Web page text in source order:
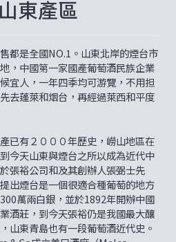
東產區
都是全國NO.1。山東北岸的煙台市
，中國第一家國產葡萄酒民族企業
宜人，一年四季均可游覽，不用担
去蓬萊和烟台，再經過萊西和平度
已有２０００年歷史，嶗山地區在
今天山東與煙台之所以成為近代中
張裕公司和及其創辦人張弼士先
出煙台是一個很適合種葡萄的地方
萬兩白銀，並於1892年開辦中國
酒莊，到今天張裕仍是我國最大釀
山東青島也有一段葡萄酒近代史。